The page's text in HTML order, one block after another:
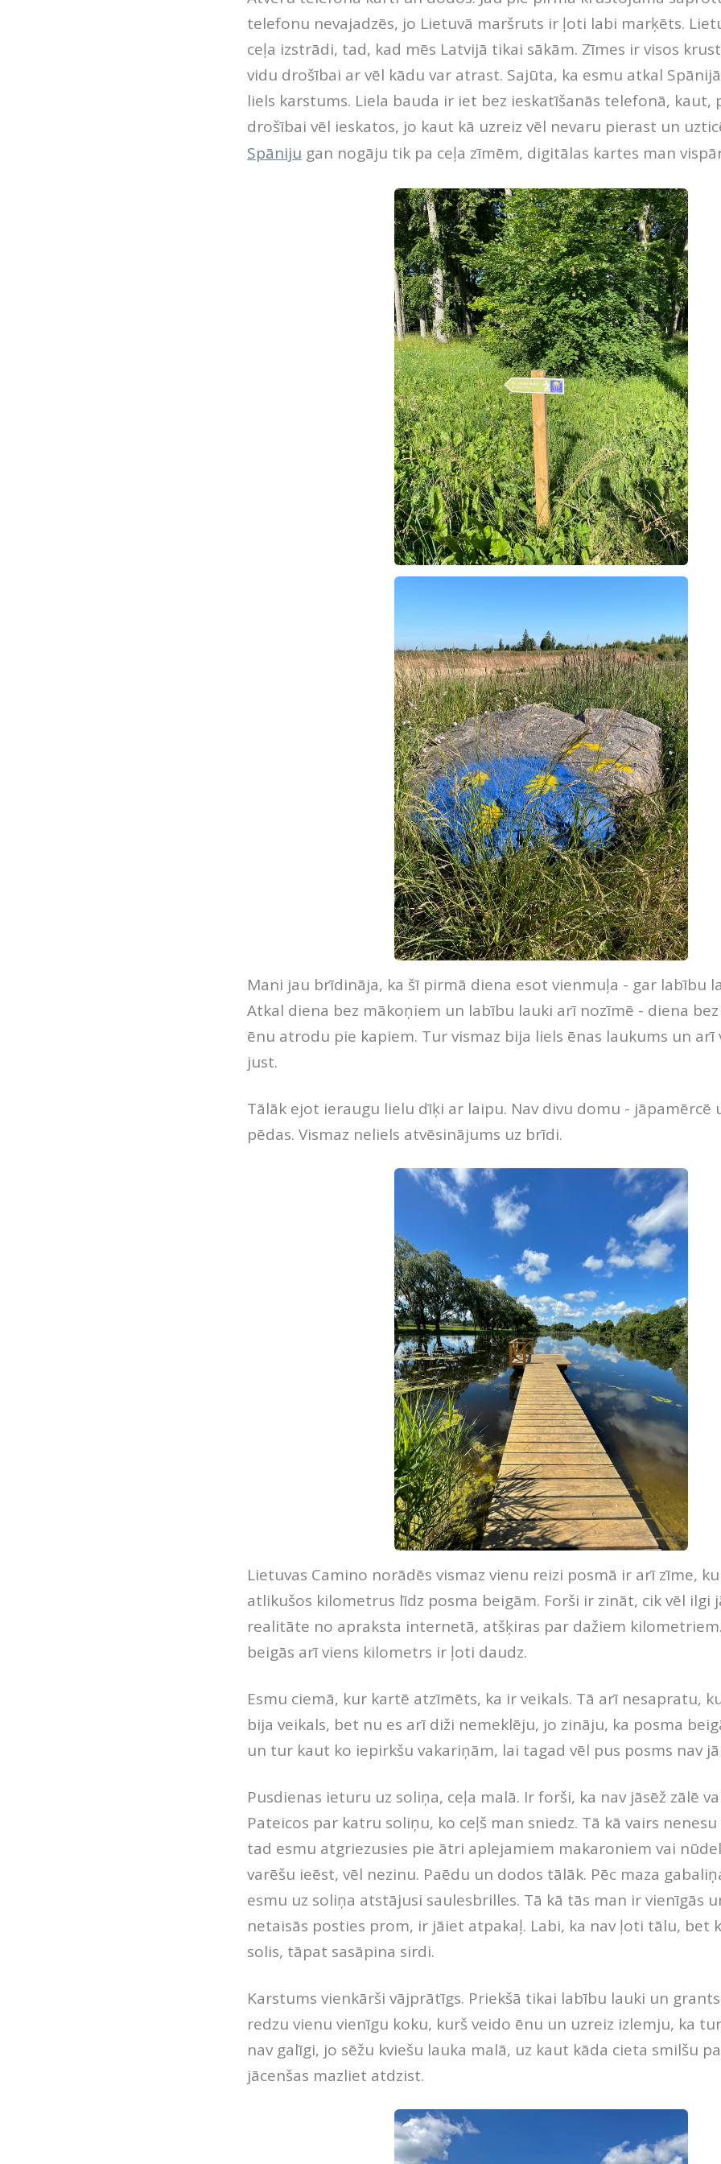
telefonu nevajadzēs, jo Lietuvā maršruts ir ļoti labi marķēts.
ceļa izstrādi, tad, kad mēs Latvijā tikai sākām. Zīmes ir visos
vidu drošībai ar vēl kādu var atrast. Sajūta, ka esmu atkal
liels karstums. Liela bauda ir iet bez ieskatīšanās telefonā, kaut,
drošībai vēl ieskatos, jo kaut kā uzreiz vēl nevaru pierast un
Spāniju gan nogāju tik pa ceļa zīmēm, digitālas kartes man
Mani jau brīdināja, ka šī pirmā diena esot vienmuļa - gar labību
Atkal diena bez mākoņiem un labību lauki arī nozīmē - diena
ēnu atrodu pie kapiem. Tur vismaz bija liels ēnas laukums un arī
just.
Tālāk ejot ieraugu lielu dīķi ar laipu. Nav divu domu - jāpamērcē
pēdas. Vismaz neliels atvēsinājums uz brīdi.
Lietuvas Camino norādēs vismaz vienu reizi posmā ir arī zīme,
atlikušos kilometrus līdz posma beigām. Forši ir zināt, cik vēl ilgi
realitāte no apraksta internetā, atšķiras par dažiem
beigās arī viens kilometrs ir ļoti daudz.
Esmu ciemā, kur kartē atzīmēts, ka ir veikals. Tā arī nesapratu,
bija veikals, bet nu es arī diži nemeklēju, jo zināju, ka posma
un tur kaut ko iepirkšu vakariņām, lai tagad vēl pus posms nav
Pusdienas ieturu uz soliņa, ceļa malā. Ir forši, ka nav jāsēž zālē
Pateicos par katru soliņu, ko ceļš man sniedz. Tā kā vairs
tad esmu atgriezusies pie ātri aplejamiem makaroniem vai
varēšu ieēst, vēl nezinu. Paēdu un dodos tālāk. Pēc maza
esmu uz soliņa atstājusi saulesbrilles. Tā kā tās man ir vienīgās
netaisās posties prom, ir jāiet atpakaļ. Labi, ka nav ļoti tālu, bet
solis, tāpat sasāpina sirdi.
Karstums vienkārši vājprātīgs. Priekšā tikai labību lauki un
redzu vienu vienīgu koku, kurš veido ēnu un uzreiz izlemju, ka
nav galīgi, jo sēžu kviešu lauka malā, uz kaut kāda cieta smilšu
jācenšas mazliet atdzist.